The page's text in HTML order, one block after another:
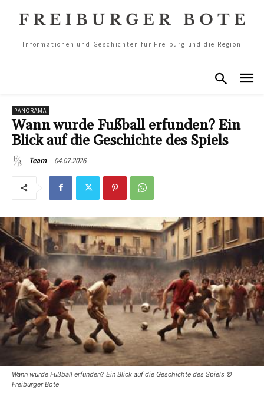
Informationen und Geschichten für Freiburg und die Region
PANORAMA
Wann wurde Fußball erfunden? Ein
Blick auf die Geschichte des Spiels
Team 04.07.2026
Wann wurde Fußball erfunden? Ein Blick auf die Geschichte des Spiels ©
Freiburger Bote